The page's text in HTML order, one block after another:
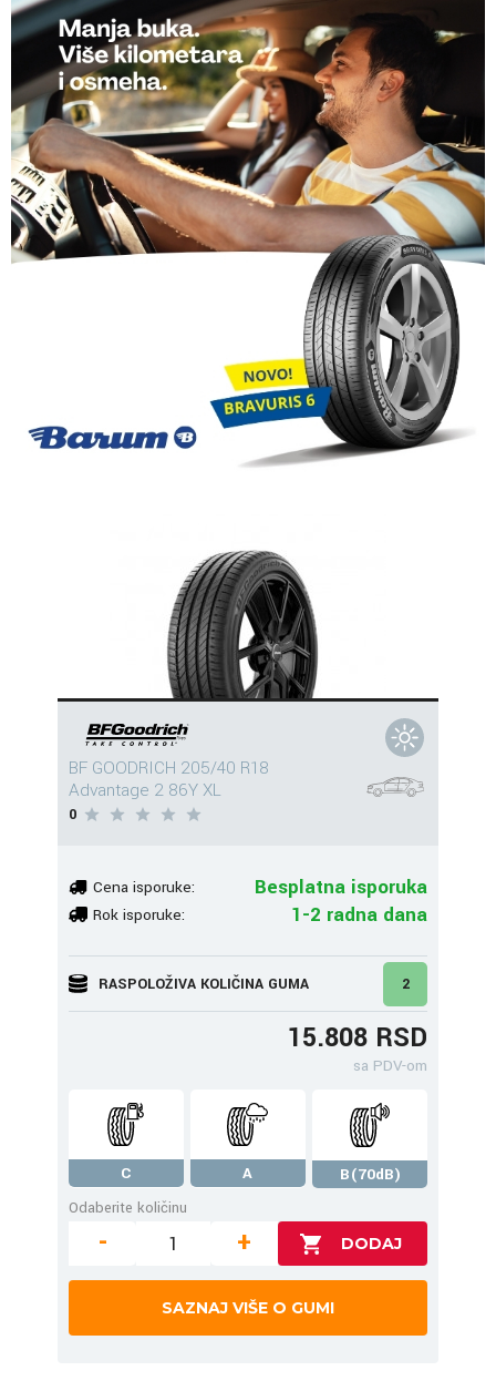
BF GOODRICH 205/40 R18
Advantage 2 86Y XL
0
Cena isporuke: Besplatna isporuka
Rok isporuke: 1-2 radna dana
RASPOLOŽIVA KOLIČINA GUMA 2
15.808 RSD
sa PDV-om
C A
B(70dB)
Odaberite količinu
- +
SAZNAJ VIŠE O GUMI